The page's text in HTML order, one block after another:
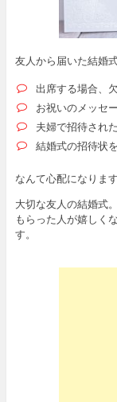
友人から届いた結婚
出席する場合、
お祝いのメッセ
夫婦で招待され
結婚式の招待状
なんて心配になります
大切な友人の結婚式。
もらった人が嬉しく
す。